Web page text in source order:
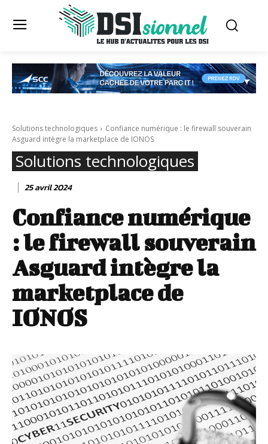
Solutions technologiques
Confiance numérique : le firewall souverain
Asguard intègre la marketplace de IONOS
Solutions technologiques
25 avril 2024
Confiance numérique
: le firewall souverain
Asguard intègre la
marketplace de
IONOS